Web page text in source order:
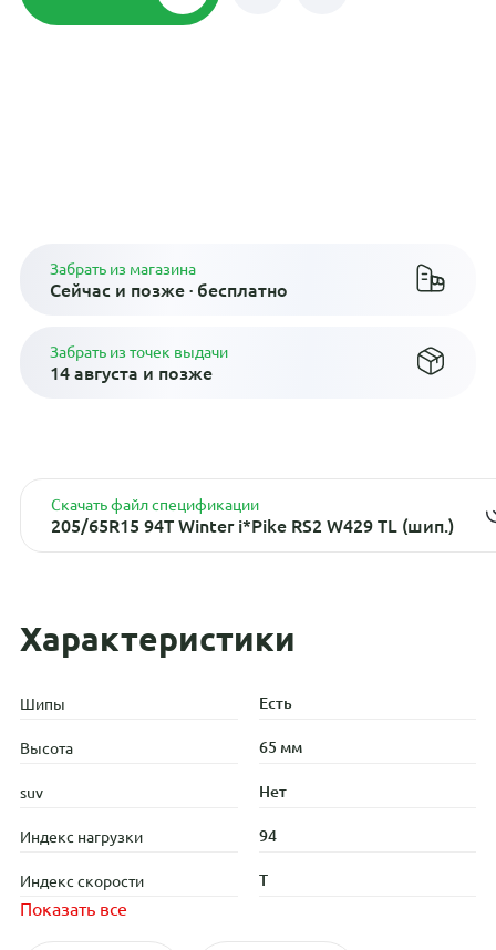
Забрать из магазина
Сейчас и позже · бесплатно
Забрать из точек выдачи
14 августа и позже
Скачать файл спецификации
205/65R15 94T Winter i*Pike RS2 W429 TL (шип.)
Характеристики
Шипы Есть
Высота 65 мм
suv Нет
Индекс нагрузки 94
Индекс скорости T
Показать все